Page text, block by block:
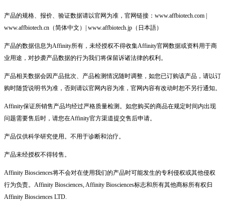
产品的规格、报价、验证数据请以官网为准，官网链接：www.affbiotech.com |
www.affbiotech.cn（简体中文）| www.affbiotech.jp（日本語）
产品的数据信息为Affinity所有，未经授权不得收集Affinity官网数据或资料用于商
业用途，对抄袭产品数据的行为我们将保留诉诸法律的权利。
产品相关数据会因产品批次、产品检测情况随时调整，如您已订购该产品，请以订
购时随货说明书为准，否则请以官网内容为准，官网内容有改动时恕不另行通知。
Affinity保证所销售产品均经过严格质量检测。如您购买的商品在规定时间内出现
问题需要售后时，请您在Affinity官方渠道提交售后申请。
产品仅供科学研究使用。不用于诊断和治疗。
产品未经授权不得转售。
Affinity Biosciences将不会对在使用我们的产品时可能发生的专利侵权或其他侵权
行为负责。Affinity Biosciences, Affinity Biosciences标志和所有其他商标所有权归
Affinity Biosciences LTD.